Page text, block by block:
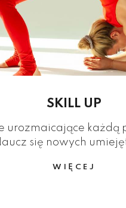
SKILL UP
urozmaicające każdą
się nowych
WIĘCEJ